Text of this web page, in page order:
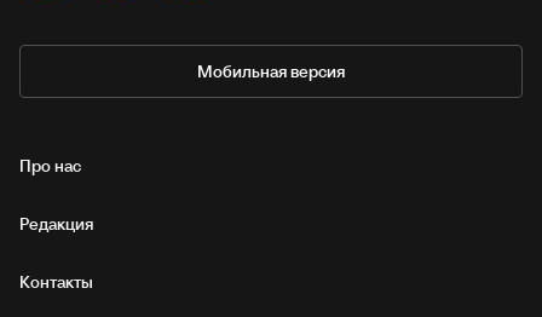
Мобильная версия
Про нас
Редакция
Контакты